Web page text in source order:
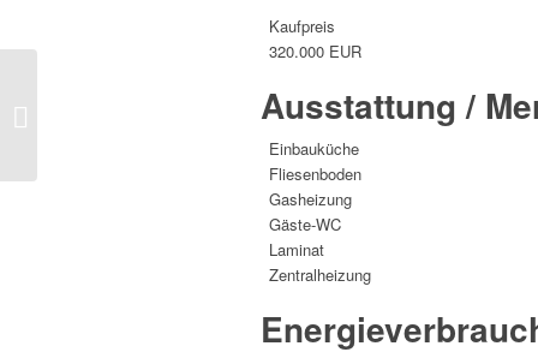
Kaufpreis
320.000 EUR
Ausstattung /
Einbauküche
Fliesenboden
Gasheizung
Gäste-WC
Laminat
Zentralheizung